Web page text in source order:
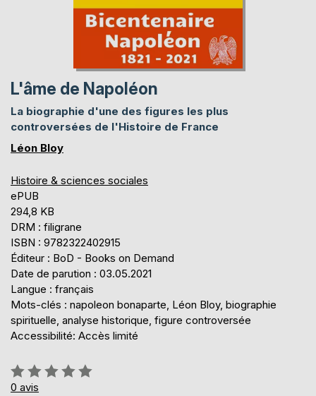
L'âme de Napoléon
La biographie d'une des figures les plus
controversées de l'Histoire de France
Léon Bloy
Histoire & sciences sociales
ePUB
294,8 KB
DRM : filigrane
ISBN : 9782322402915
Éditeur : BoD - Books on Demand
Date de parution : 03.05.2021
Langue : français
Mots-clés : napoleon bonaparte, Léon Bloy, biographie
spirituelle, analyse historique, figure controversée
Accessibilité: Accès limité
Évaluation:
0%
0 avis